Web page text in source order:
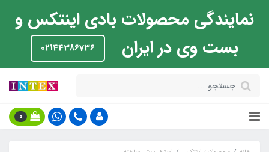
نمایندگی محصولات بادی اینتکس و
بست وی در ایران
02144386736
0